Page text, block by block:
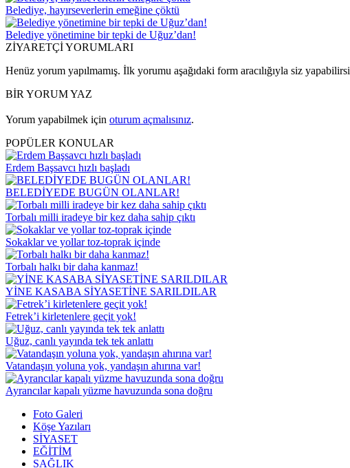
Belediye, hayırseverlerin emeğine çöktü
Belediye yönetimine bir tepki de Uğuz’dan!
ZİYARETÇİ YORUMLARI
Henüz yorum yapılmamış. İlk yorumu aşağıdaki form aracılığıyla siz
BİR YORUM YAZ
Yorum yapabilmek için oturum açmalısınız.
POPÜLER KONULAR
Erdem Başsavcı hızlı başladı
BELEDİYEDE BUGÜN OLANLAR!
Torbalı milli iradeye bir kez daha sahip çıktı
Sokaklar ve yollar toz-toprak içinde
Torbalı halkı bir daha kanmaz!
YİNE KASABA SİYASETİNE SARILDILAR
Fetrek’i kirletenlere geçit yok!
Uğuz, canlı yayında tek tek anlattı
Vatandaşın yoluna yok, yandaşın ahırına var!
Ayrancılar kapalı yüzme havuzunda sona doğru
Foto Galeri
Köşe Yazıları
SİYASET
EĞİTİM
SAĞLIK